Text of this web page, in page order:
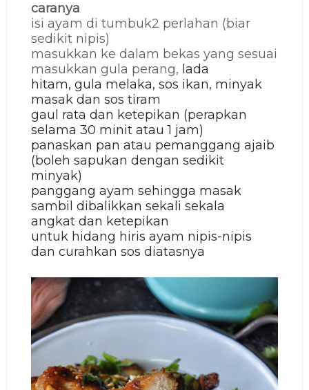
caranya
isi ayam di tumbuk2 perlahan (biar
sedikit nipis)
masukkan ke dalam bekas yang sesuai
masukkan gula perang, lada
hitam, gula melaka, sos ikan, minyak
masak dan sos tiram
gaul rata dan ketepikan (perapkan
selama 30 minit atau 1 jam)
panaskan pan atau pemanggang ajaib
(boleh sapukan dengan sedikit
minyak)
panggang ayam sehingga masak
sambil dibalikkan sekali sekala
angkat dan ketepikan
untuk hidang hiris ayam nipis-nipis
dan curahkan sos diatasnya